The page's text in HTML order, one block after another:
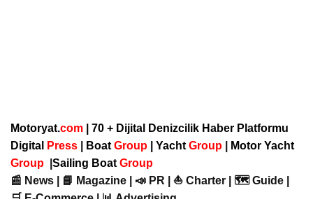
Motoryat.com | 70 + Dijital Denizcilik Haber Platformu
Digital
Press Boat Group Yacht Group
Motor Yacht
Group
Sailing Boat Group
📰 News | 📘 Magazine | 📣 PR | ⛵ Charter | 🗺️ Guide |